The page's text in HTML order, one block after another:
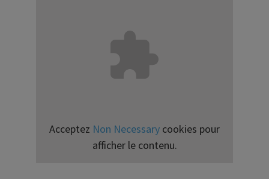
Acceptez Non Necessary cookies pour
afficher le contenu.